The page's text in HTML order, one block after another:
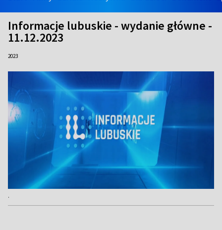
Informacje lubuskie - wydanie główne -
11.12.2023
2023
.